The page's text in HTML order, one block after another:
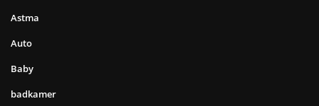
Astma
Auto
Baby
badkamer